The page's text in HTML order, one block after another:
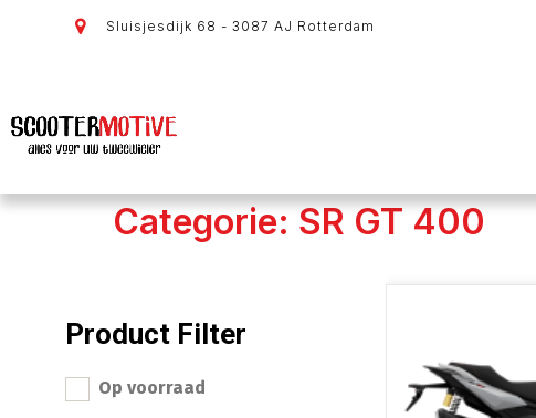
Sluisjesdijk 68 - 3087 AJ Rotterdam
Categorie: SR GT 400
Product Filter
Op voorraad